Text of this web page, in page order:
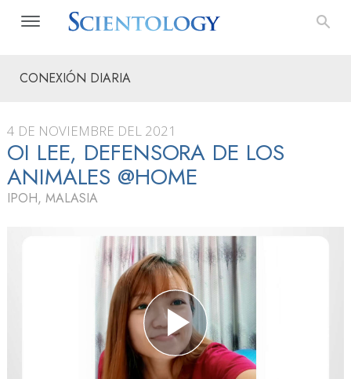
CONEXIÓN DIARIA
4 DE NOVIEMBRE DEL 2021
OI LEE, DEFENSORA DE LOS
ANIMALES @HOME
IPOH, MALASIA